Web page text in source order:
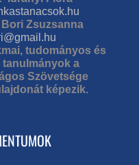
Zsuzsanna
tudományos és
a
Szövetsége
képezik.